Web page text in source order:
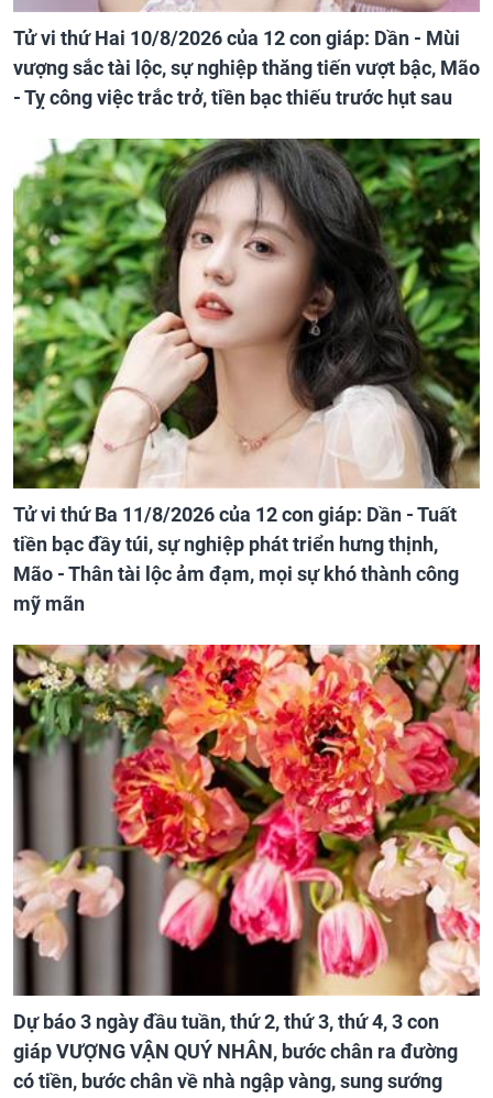
Tử vi thứ Hai 10/8/2026 của 12 con giáp: Dần - Mùi
vượng sắc tài lộc, sự nghiệp thăng tiến vượt bậc, Mão
- Tỵ công việc trắc trở, tiền bạc thiếu trước hụt sau
Tử vi thứ Ba 11/8/2026 của 12 con giáp: Dần - Tuất
tiền bạc đầy túi, sự nghiệp phát triển hưng thịnh,
Mão - Thân tài lộc ảm đạm, mọi sự khó thành công
mỹ mãn
Dự báo 3 ngày đầu tuần, thứ 2, thứ 3, thứ 4, 3 con
giáp VƯỢNG VẬN QUÝ NHÂN, bước chân ra đường
có tiền, bước chân về nhà ngập vàng, sung sướng